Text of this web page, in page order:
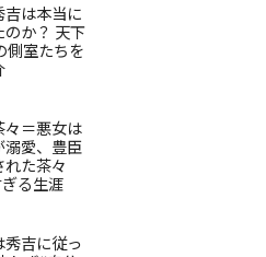
吉は本当に
のか？ 天下
側室たちを
々＝悪女は
溺愛、豊臣
た茶々
る生涯
吉に従っ